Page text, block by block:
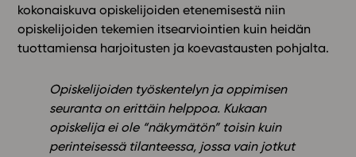
kokonaiskuva opiskelijoiden etenemisestä niin
opiskelijoiden tekemien itsearviointien kuin heidän
tuottamiensa harjoitusten ja koevastausten pohjalta.
Opiskelijoiden työskentelyn ja oppimisen
seuranta on erittäin helppoa. Kukaan
opiskelija ei ole “näkymätön” toisin kuin
perinteisessä tilanteessa, jossa vain jotkut